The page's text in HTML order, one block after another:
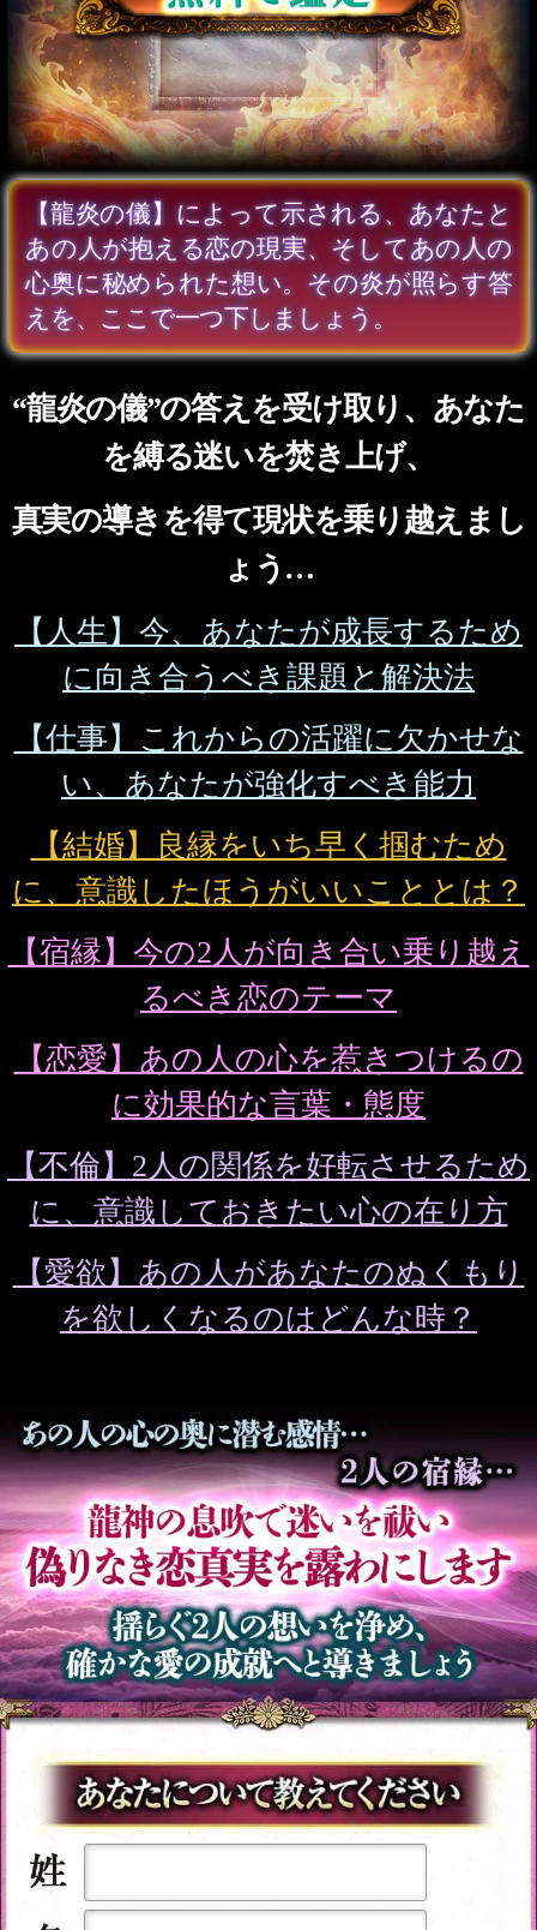
会員価格2,255円(税込)
通常価格2,530円(税込)
試練も障壁も突破【訳ア
リ恋の救済霊視】あの人
の真意/覚悟/最終決断
会員価格1,705円(税込)
通常価格1,870円(税込)
ズバリ即答◆YES/NO霊
視「想い続ければ報われ
る？」2人の現状/恋結末
会員価格 1,265円(税込)
通常価格1,430円(税込)
めて【愛の真実を暴く霊
視22項】あの人の決断
会員価格 2,640円(税込)
【人生】あなたの人生が大きく変わる運命
の日
重要転機
【結婚】あなたと生涯伴侶が結ばれ入籍す
る日
【宿縁】2人の気持ちが重なり、恋に決着が
つく運命の日
【恋愛】あの人があなたに本当の想いを打
ち明ける運命の日
【不倫】この先、2人の不倫関係に答えが示
される運命の日
この先、あなたの
人生に何が起きる？
【宿縁】この恋は
成就する？
将来の伴侶は
どんな人？
この中には無い >>